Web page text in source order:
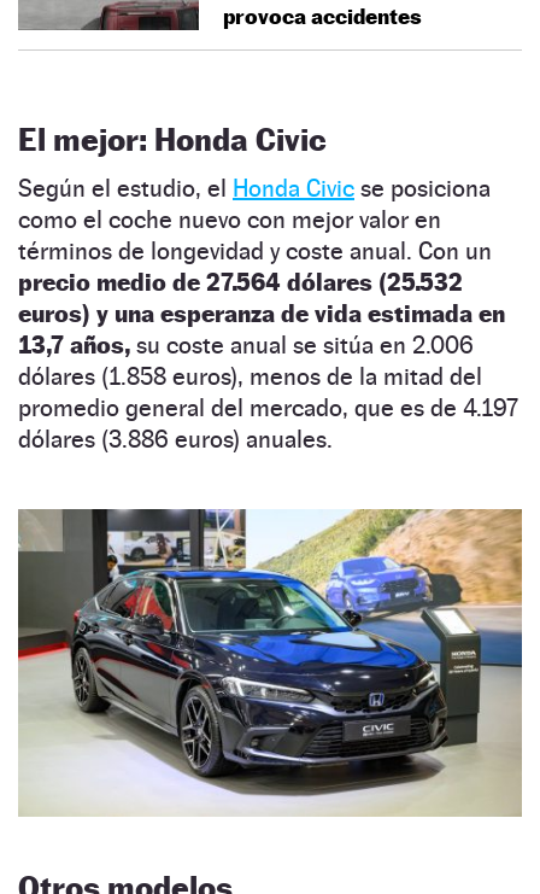
provoca accidentes
El mejor: Honda Civic
Según el estudio, el Honda Civic se posiciona
como el coche nuevo con mejor valor en
términos de longevidad y coste anual. Con un
precio medio de 27.564 dólares (25.532
euros) y una esperanza de vida estimada en
13,7 años, su coste anual se sitúa en 2.006
dólares (1.858 euros), menos de la mitad del
promedio general del mercado, que es de 4.197
dólares (3.886 euros) anuales.